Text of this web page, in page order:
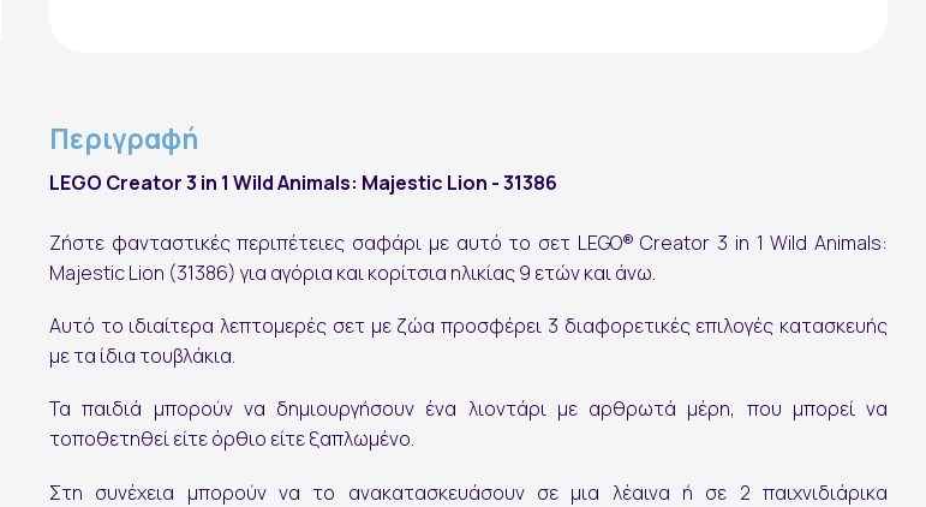
Περιγραφή
LEGO Creator 3 in 1 Wild Animals: Majestic Lion - 31386
Ζήστε φανταστικές περιπέτειες σαφάρι με αυτό το σετ LEGO® Creator 3 in 1 Wild Animals:
Majestic Lion (31386) για αγόρια και κορίτσια ηλικίας 9 ετών και άνω.
Αυτό το ιδιαίτερα λεπτομερές σετ με ζώα προσφέρει 3 διαφορετικές επιλογές κατασκευής
με τα ίδια τουβλάκια.
Τα παιδιά μπορούν να δημιουργήσουν ένα λιοντάρι με αρθρωτά μέρη, που μπορεί να
τοποθετηθεί είτε όρθιο είτε ξαπλωμένο.
Στη συνέχεια μπορούν να το ανακατασκευάσουν σε μια λέαινα ή σε 2 παιχνιδιάρικα
Εγγραφή στο Newsletter